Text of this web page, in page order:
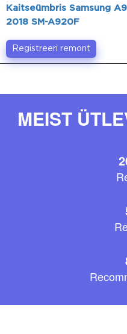
Kaitseümbris Samsung A9
2018 SM-A920F
Registreeri remont
MEIST